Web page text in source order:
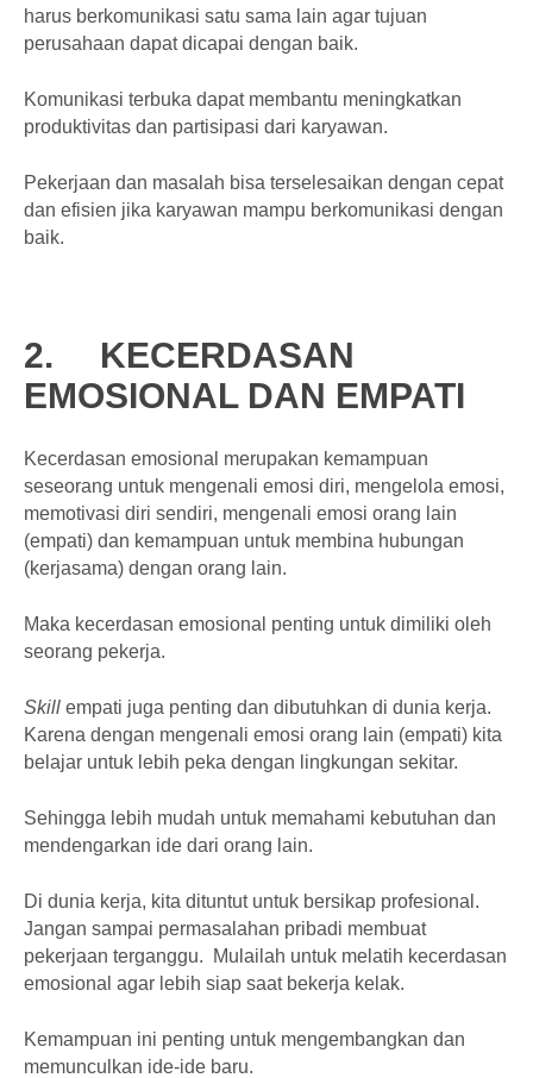
harus berkomunikasi satu sama lain agar tujuan
perusahaan dapat dicapai dengan baik.
Komunikasi terbuka dapat membantu meningkatkan
produktivitas dan partisipasi dari karyawan.
Pekerjaan dan masalah bisa terselesaikan dengan cepat
dan efisien jika karyawan mampu berkomunikasi dengan
baik.
2.
KECERDASAN
EMOSIONAL DAN EMPATI
Kecerdasan emosional merupakan kemampuan
seseorang untuk mengenali emosi diri, mengelola emosi,
memotivasi diri sendiri, mengenali emosi orang lain
(empati) dan kemampuan untuk membina hubungan
(kerjasama) dengan orang lain.
Maka kecerdasan emosional penting untuk dimiliki oleh
seorang pekerja.
Skill empati juga penting dan dibutuhkan di dunia kerja.
Karena dengan mengenali emosi orang lain (empati) kita
belajar untuk lebih peka dengan lingkungan sekitar.
Sehingga lebih mudah untuk memahami kebutuhan dan
mendengarkan ide dari orang lain.
Di dunia kerja, kita dituntut untuk bersikap profesional.
Jangan sampai permasalahan pribadi membuat
pekerjaan terganggu. Mulailah untuk melatih kecerdasan
emosional agar lebih siap saat bekerja kelak.
Kemampuan ini penting untuk mengembangkan dan
memunculkan ide-ide baru.